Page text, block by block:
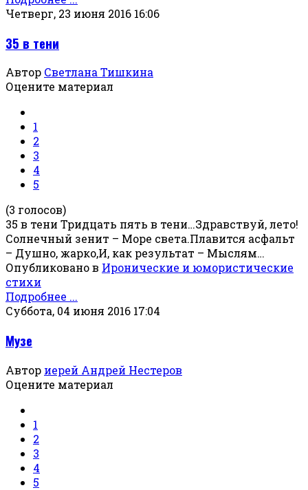
Четверг, 23 июня 2016 16:06
35 в тени
Автор Светлана Тишкина
Оцените материал
1
2
3
4
5
(3 голосов)
35 в тени Тридцать пять в тени…Здравствуй, лето!
Солнечный зенит – Море света.Плавится асфальт
– Душно, жарко,И, как результат – Мыслям…
Опубликовано в Иронические и юмористические
стихи
Подробнее ...
Суббота, 04 июня 2016 17:04
Музе
Автор иерей Андрей Нестеров
Оцените материал
1
2
3
4
5